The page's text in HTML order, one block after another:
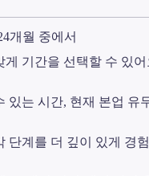
개월 중에서
게 기간을 선택할 수 있어
있는 시간, 현재 본업 유
단계를 더 깊이 있게 경